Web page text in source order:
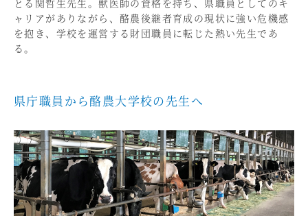
ャリアがありながら、酪農後継者育成の現状に強い危機感
を抱き、学校を運営する財団職員に転じた熱い先生であ
る。
県庁職員から酪農大学校の先生へ